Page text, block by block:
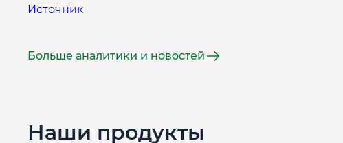
Источник
Больше аналитики и новостей
Наши продукты